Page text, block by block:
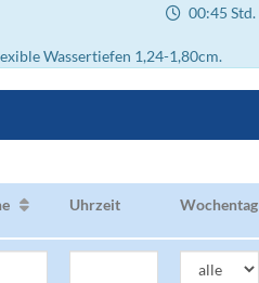
00:45 Std.
Wassertiefen 1,24-1,80cm.
Uhrzeit Wochentag